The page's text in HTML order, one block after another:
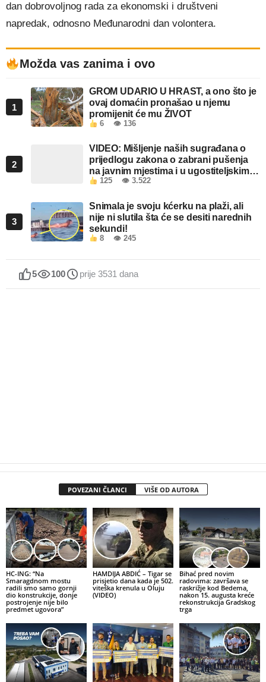
dan dobrovoljnog rada za ekonomski i društveni
napredak, odnosno Međunarodni dan volontera.
Možda vas zanima i ovo
1
GROM UDARIO U HRAST, a ono što je
ovaj domaćin pronašao u njemu
promijenit će mu ŽIVOT
6 👁 136
2
VIDEO: Mišljenje naših sugrađana o
prijedlogu zakona o zabrani pušenja
na javnim mjestima i u ugostiteljskim
objektima u FBiH
125 👁 3.522
3
Snimala je svoju kćerku na plaži, ali
nije ni slutila šta će se desiti narednih
sekundi!
8 👁 245
5 100 prije 3531 dana
POVEZANI ČLANCI VIŠE OD AUTORA
HC-ING: “Na
Smaragdnom mostu
radili smo samo gornji
dio konstrukcije, donje
postrojenje nije bilo
predmet ugovora”
HAMDIJA ABDIĆ – Tigar se
prisjetio dana kada je 502.
viteška krenula u Oluju
(VIDEO)
Bihać pred novim
radovima: završava se
raskrižje kod Bedema,
nakon 15. augusta kreće
rekonstrukcija Gradskog
trga